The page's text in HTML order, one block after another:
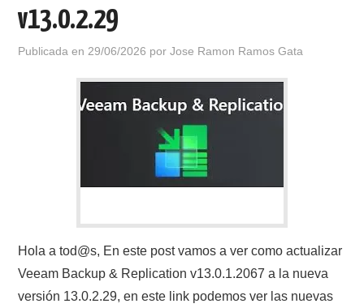
v13.0.2.29
Publicada en 29/06/2026 porJose Ramon Ramos Gata
Hola a tod@s, En este post vamos a ver como actualizar
Veeam Backup & Replication v13.0.1.2067 a la nueva
versión 13.0.2.29, en este link podemos ver las nuevas